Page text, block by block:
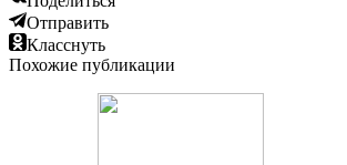
Отправить
Класснуть
Похожие публикации